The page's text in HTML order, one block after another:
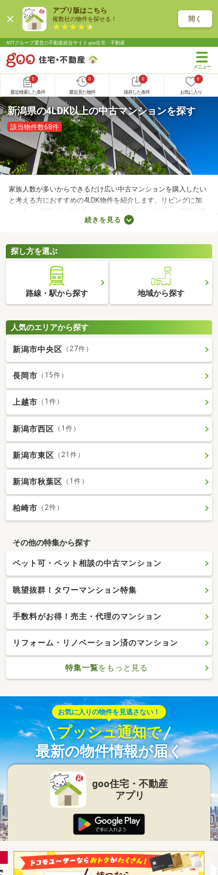
アプリ版はこちら
複数社の物件を探せる！ 開く
NTTグループ運営の不動産総合サイト goo住宅・不動産
0
最近検索した条件
0
最近見た物件
0
保存した条件
0
お気に入り
新潟県の4LDK以上の中古マンションを探す
該当物件数68件
家族人数が多いからできるだけ広い中古マンションを購入したい
と考える方におすすめの4LDK物件を紹介します。リビングに加
え、4つの個室がある物件は4人以上の家族におすすめ。家族人数
が多くても、お部屋の数が多ければ生活空間をしっかり分けられ
間取りや設備、購入費用などをチェックしてみてくださいね。
続きを見る
探し方を選ぶ
路線・駅から探す 地域から探す
人気のエリアから探す
新潟市中央区 （27件）
長岡市 （15件）
上越市 （1件）
新潟市西区 （1件）
新潟市東区 （21件）
新潟市秋葉区 （1件）
柏崎市 （2件）
その他の特集から探す
ペット可・ペット相談の中古マンション
眺望抜群！タワーマンション特集
手数料がお得！売主・代理のマンション
リフォーム・リノベーション済のマンション
特集一覧をもっと見る
お気に入りの物件を見逃さない！
プッシュ通知で
最新の物件情報が届く
goo住宅・不動産
アプリ